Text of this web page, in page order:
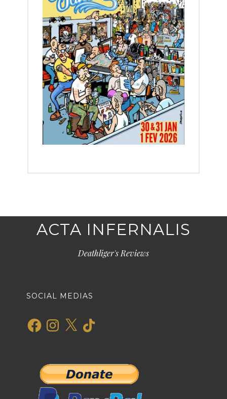
ACTA INFERNALIS
Deathliger's Reviews
SOCIAL MEDIAS
FacebookInstagram
X TikTok